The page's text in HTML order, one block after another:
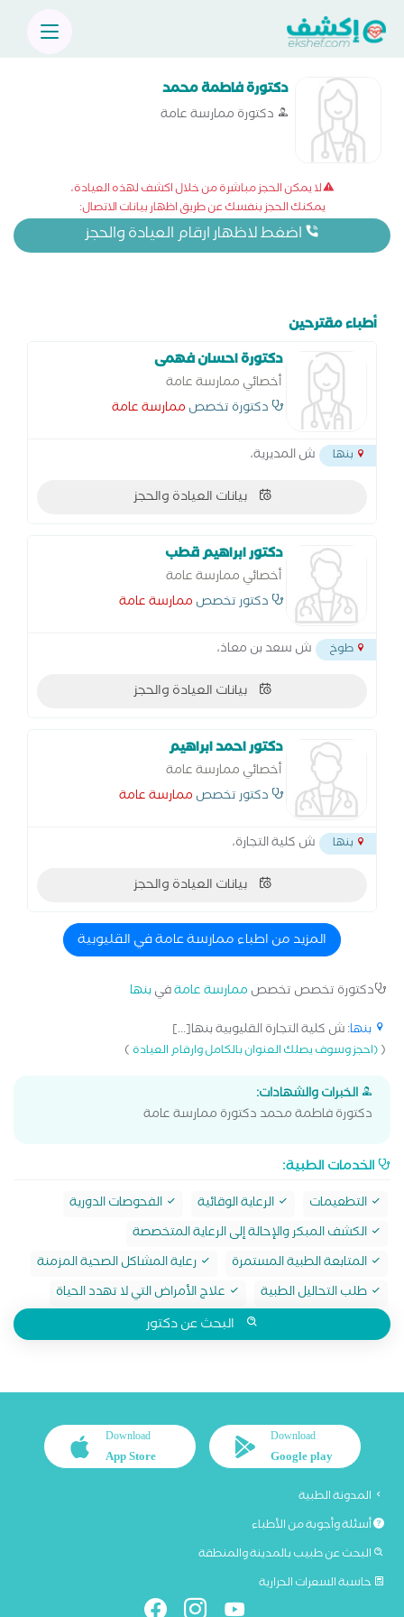
دكتورة فاطمة محمد
دكتورة ممارسة عامة
لا يمكن الحجز مباشرة من خلال اكشف لهذه العيادة،
يمكنك الحجز بنفسك عن طريق اظهار بيانات الاتصال:
اضغط لاظهار ارقام العيادة والحجز
أطباء مقترحين
دكتورة احسان فهمى
أخصائي ممارسة عامة
دكتورة تخصص ممارسة عامة
بنها ش المديرية،
بيانات العيادة والحجز
دكتور ابراهيم قطب
أخصائي ممارسة عامة
دكتور تخصص ممارسة عامة
طوخ ش سعد بن معاذ،
بيانات العيادة والحجز
دكتور احمد ابراهيم
أخصائي ممارسة عامة
دكتور تخصص ممارسة عامة
بنها ش كلية التجارة،
بيانات العيادة والحجز
المزيد من اطباء ممارسة عامة في القليوبية
دكتورة تخصص تخصص ممارسة عامةفيبنها
بنها: ش كلية التجارة القليوبية بنها[...]
((احجز وسوف يصلك العنوان بالكامل وارقام العيادة)
الخبرات والشهادات:
دكتورة فاطمة محمد دكتورة ممارسة عامة
الخدمات الطبية:
التطعيمات الرعاية الوقائية
الفحوصات الدورية
الكشف المبكر والإحالة إلى الرعاية المتخصصة
المتابعة الطبية المستمرة
رعاية المشاكل الصحية المزمنة
طلب التحاليل الطبية
علاج الأمراض التي لا تهدد الحياة
البحث عن دكتور
Download
Google play
Download
App Store
المدونة الطبية
أسئلة وأجوبة من الأطباء
البحث عن طبيب بالمدينة والمنطقة
حاسبة السعرات الحرارية